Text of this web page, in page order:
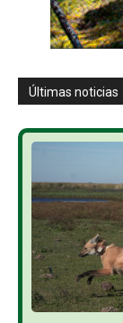
Últimas noticias